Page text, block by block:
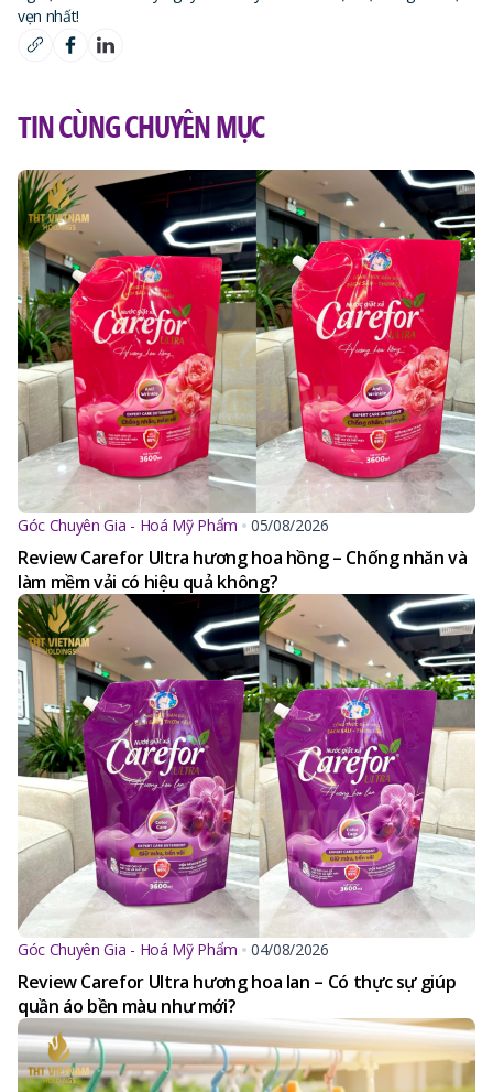
vẹn nhất!
TIN CÙNG CHUYÊN MỤC
Góc Chuyên Gia - Hoá Mỹ Phẩm 05/08/2026
Review Carefor Ultra hương hoa hồng – Chống nhăn và
làm mềm vải có hiệu quả không?
Góc Chuyên Gia - Hoá Mỹ Phẩm 04/08/2026
Review Carefor Ultra hương hoa lan – Có thực sự giúp
quần áo bền màu như mới?